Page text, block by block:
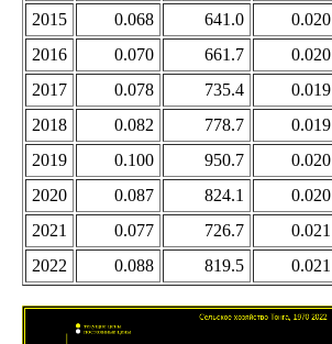
2015 0.068 641.0 0.020
2016
0.070 661.7 0.020
2017
0.078 735.4 0.019
2018
0.082 778.7 0.019
2019
0.100 950.7 0.020
2020
0.087 824.1 0.020
2021
0.077 726.7 0.021
2022
0.088 819.5 0.021